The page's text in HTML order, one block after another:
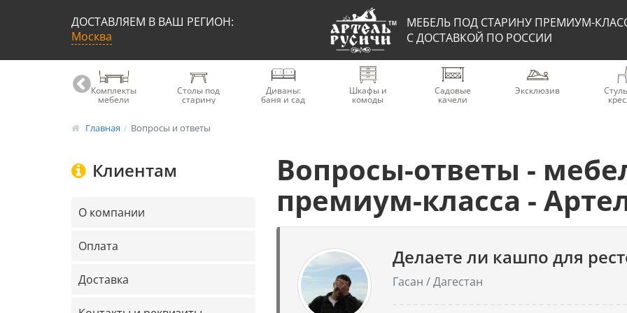
ДОСТАВЛЯЕМ В ВАШ РЕГИОН:
Москва
МЕБЕЛЬ ПОД СТАРИНУ ПРЕМИУМ-
С ДОСТАВКОЙ ПО РОССИИ
Комплекты
мебели
Столы под
старину
Диваны:
баня и сад
Шкафы и
комоды
Садовые
качели
Эксклюзив
Главная Вопросы и ответы
Вопросы-ответы -
премиум-класса -
Делаете ли кашпо для
Гасан / Дагестан
Клиентам
О компании
Оплата
Доставка